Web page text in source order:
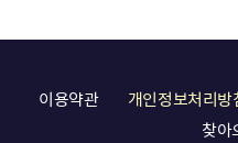
이용약관 개인정보처리방
찾아